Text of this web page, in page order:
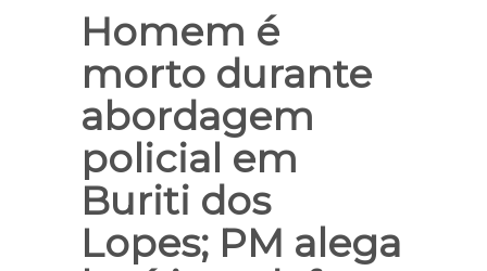
Homem é
morto durante
abordagem
policial em
Buriti dos
Lopes; PM alega